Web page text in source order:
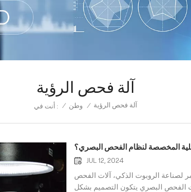
آلة فحص الرؤية
أنت في : / وطن / آلة فحص الرؤية
المخصصة لنظام الفحص البصري؟
JUL 12, 2024
لصناعة الروبوت الذكي، آلات الفحص
الفحص البصري يتكون التصميم بشكل